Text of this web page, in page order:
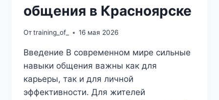
общения в Красноярске
Отtraining_of_ 16 мая 2026
Введение В современном мире сильные
навыки общения важны как для
карьеры, так и для личной
эффективности. Для жителей